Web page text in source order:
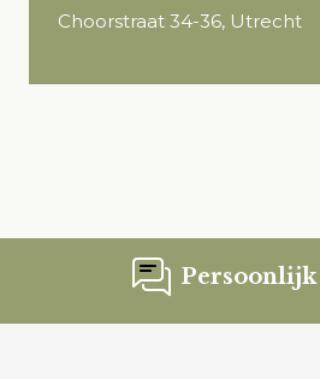
Choorstraat 34-36, Utrecht
Persoonlijk